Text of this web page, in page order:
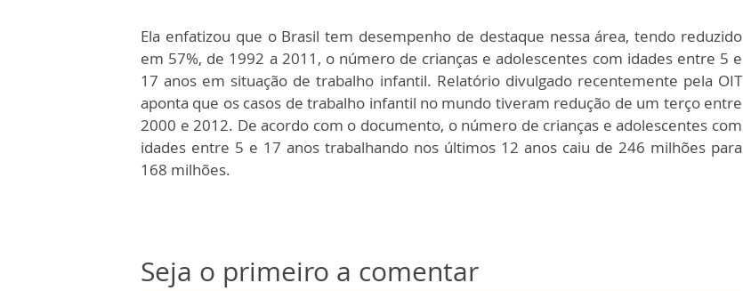
Ela enfatizou que o Brasil tem desempenho de destaque nessa área, tendo reduzido
em 57%, de 1992 a 2011, o número de crianças e adolescentes com idades entre 5 e
17 anos em situação de trabalho infantil. Relatório divulgado recentemente pela OIT
aponta que os casos de trabalho infantil no mundo tiveram redução de um terço entre
2000 e 2012. De acordo com o documento, o número de crianças e adolescentes com
idades entre 5 e 17 anos trabalhando nos últimos 12 anos caiu de 246 milhões para
168 milhões.
Seja o primeiro a comentar